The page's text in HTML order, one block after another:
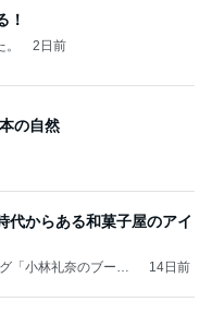
！
2日前
の自然
代からある和菓子屋のアイ
「小林礼奈のブーブ
14日前